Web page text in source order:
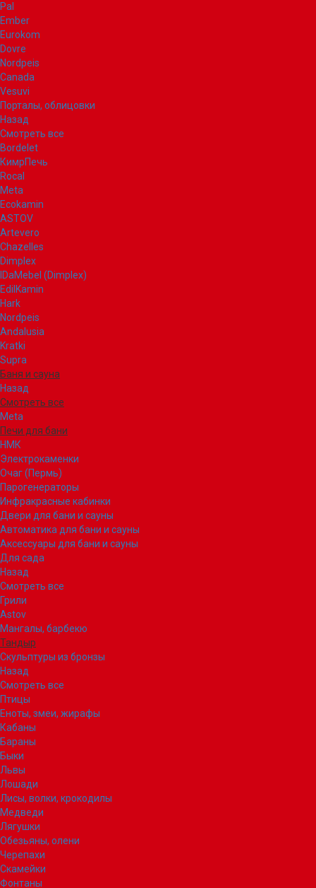
Pal
Ember
Eurokom
Dovre
Nordpeis
Canada
Vesuvi
Порталы, облицовки
Назад
Смотреть все
Bordelet
КимрПечь
Rocal
Meta
Ecokamin
ASTOV
Artevero
Chazelles
Dimplex
IDaMebel (Dimplex)
EdilKamin
Hark
Nordpeis
Andalusia
Kratki
Supra
Баня и сауна
Назад
Смотреть все
Meta
Печи для бани
НМК
Электрокаменки
Очаг (Пермь)
Парогенераторы
Инфракрасные кабинки
Двери для бани и сауны
Автоматика для бани и сауны
Аксессуары для бани и сауны
Для сада
Назад
Смотреть все
Грили
Astov
Мангалы, барбекю
Тандыр
Скульптуры из бронзы
Назад
Смотреть все
Птицы
Еноты, змеи, жирафы
Кабаны
Бараны
Быки
Львы
Лошади
Лисы, волки, крокодилы
Медведи
Лягушки
Обезьяны, олени
Черепахи
Скамейки
Фонтаны